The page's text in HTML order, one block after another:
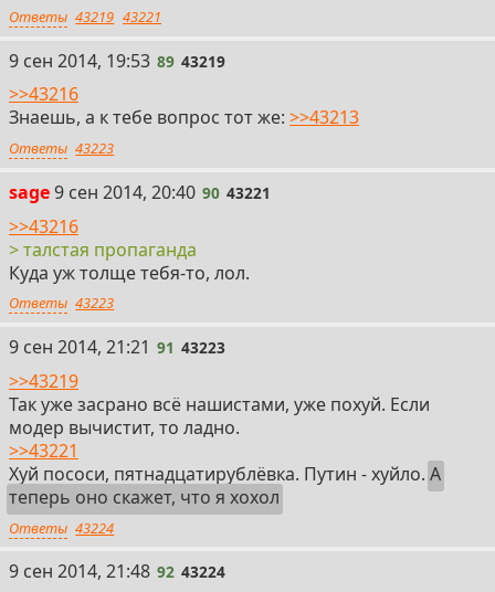
Ответы 43219 43221
89
9 сен 2014, 19:53 89 43219
>>43216
Знаешь, а к тебе вопрос тот же: >>43213
Ответы 43223
sage90
9 сен 2014, 20:40 90 43221
>>43216
> талстая пропаганда
Куда уж толще тебя-то, лол.
Ответы 43223
91
9 сен 2014, 21:21 91 43223
>>43219
Так уже засрано всё нашистами, уже похуй. Если
модер вычистит, то ладно.
>>43221
Хуй пососи, пятнадцатирублёвка. Путин - хуйло. А
теперь оно скажет, что я хохол
Ответы 43224
92
9 сен 2014, 21:48 92 43224